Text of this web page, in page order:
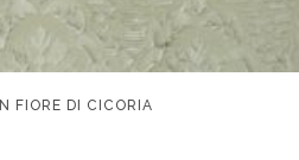
FIORE DI CICORIA